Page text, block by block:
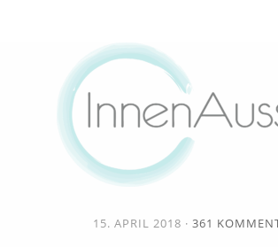
15. APRIL 2018 · 361